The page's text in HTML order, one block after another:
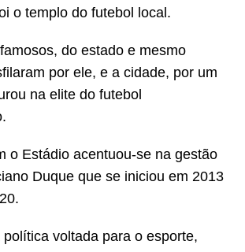
o templo do futebol local.
do estado e mesmo
por ele, e a cidade, por um
na elite do futebol
o Estádio acentuou-se na gestão
Duque que se iniciou em 2013
voltada para o esporte,